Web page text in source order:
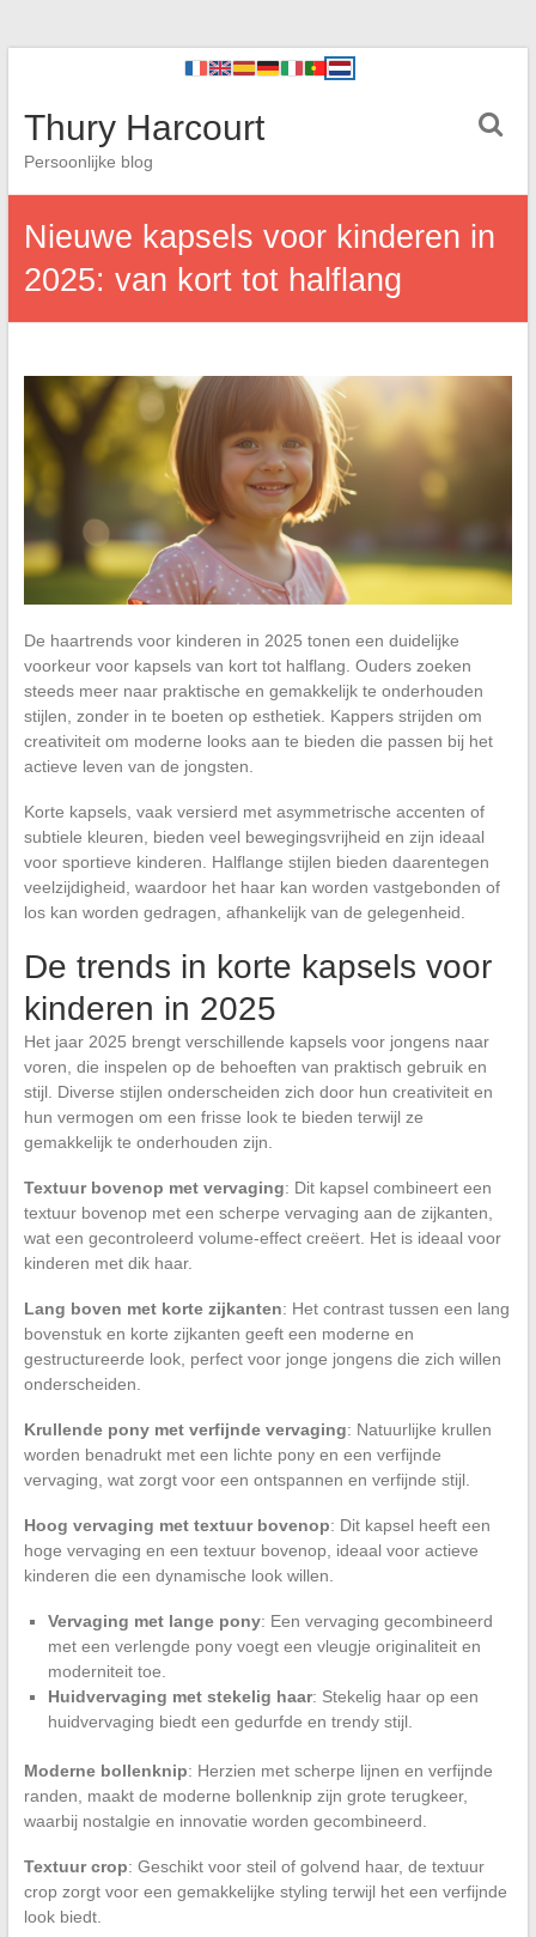
Thury Harcourt
Persoonlijke blog
Nieuwe kapsels voor kinderen in
2025: van kort tot halflang
De haartrends voor kinderen in 2025 tonen een duidelijke
voorkeur voor kapsels van kort tot halflang. Ouders zoeken
steeds meer naar praktische en gemakkelijk te onderhouden
stijlen, zonder in te boeten op esthetiek. Kappers strijden om
creativiteit om moderne looks aan te bieden die passen bij het
actieve leven van de jongsten.
Korte kapsels, vaak versierd met asymmetrische accenten of
subtiele kleuren, bieden veel bewegingsvrijheid en zijn ideaal
voor sportieve kinderen. Halflange stijlen bieden daarentegen
veelzijdigheid, waardoor het haar kan worden vastgebonden of
los kan worden gedragen, afhankelijk van de gelegenheid.
De trends in korte kapsels voor
kinderen in 2025
Het jaar 2025 brengt verschillende kapsels voor jongens naar
voren, die inspelen op de behoeften van praktisch gebruik en
stijl. Diverse stijlen onderscheiden zich door hun creativiteit en
hun vermogen om een frisse look te bieden terwijl ze
gemakkelijk te onderhouden zijn.
Textuur bovenop met vervaging: Dit kapsel combineert een
textuur bovenop met een scherpe vervaging aan de zijkanten,
wat een gecontroleerd volume-effect creëert. Het is ideaal voor
kinderen met dik haar.
Lang boven met korte zijkanten: Het contrast tussen een lang
bovenstuk en korte zijkanten geeft een moderne en
gestructureerde look, perfect voor jonge jongens die zich willen
onderscheiden.
Krullende pony met verfijnde vervaging: Natuurlijke krullen
worden benadrukt met een lichte pony en een verfijnde
vervaging, wat zorgt voor een ontspannen en verfijnde stijl.
Hoog vervaging met textuur bovenop: Dit kapsel heeft een
hoge vervaging en een textuur bovenop, ideaal voor actieve
kinderen die een dynamische look willen.
Vervaging met lange pony: Een vervaging gecombineerd
met een verlengde pony voegt een vleugje originaliteit en
moderniteit toe.
Huidvervaging met stekelig haar: Stekelig haar op een
huidvervaging biedt een gedurfde en trendy stijl.
Moderne bollenknip: Herzien met scherpe lijnen en verfijnde
randen, maakt de moderne bollenknip zijn grote terugkeer,
waarbij nostalgie en innovatie worden gecombineerd.
Textuur crop: Geschikt voor steil of golvend haar, de textuur
crop zorgt voor een gemakkelijke styling terwijl het een verfijnde
look biedt.